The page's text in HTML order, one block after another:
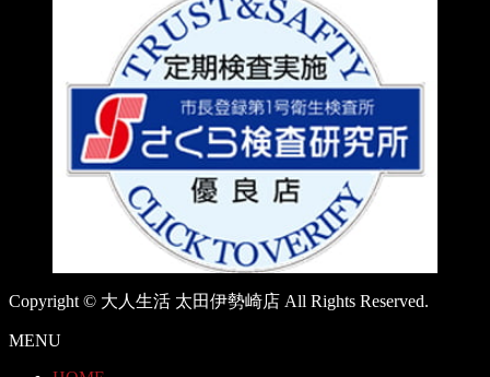
Copyright © 大人生活 太田伊勢崎店 All Rights Reserved.
MENU